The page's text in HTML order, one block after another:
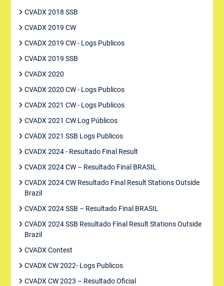
CVADX 2018 SSB
CVADX 2019 CW
CVADX 2019 CW - Logs Publicos
CVADX 2019 SSB
CVADX 2020
CVADX 2020 CW - Logs Publicos
CVADX 2021 CW - Logs Publicos
CVADX 2021 CW Log Públicos
CVADX 2021 SSB Logs Publicos
CVADX 2024 - Resultado Final Result
CVADX 2024 CW – Resultado Final BRASIL
CVADX 2024 CW Resultado Final Result Stations Outside
Brazil
CVADX 2024 SSB – Resultado Final BRASIL
CVADX 2024 SSB Resultado Final Result Stations Outside
Brazil
CVADX Contest
CVADX CW 2022- Logs Publicos
CVADX CW 2023 – Resultado Oficial